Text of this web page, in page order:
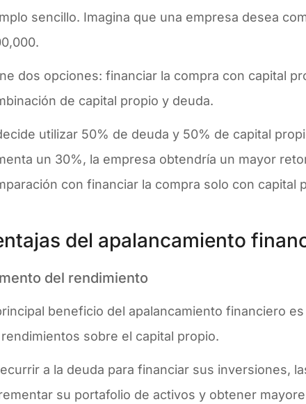
sencillo. Imagina que una empresa desea
dos opciones: financiar la compra con capital
de capital propio y deuda.
utilizar 50% de deuda y 50% de capital
un 30%, la empresa obtendría un mayor
con financiar la compra solo con capital
del apalancamiento
del rendimiento
beneficio del apalancamiento financiero
sobre el capital propio.
a la deuda para financiar sus inversiones,
su portafolio de activos y obtener